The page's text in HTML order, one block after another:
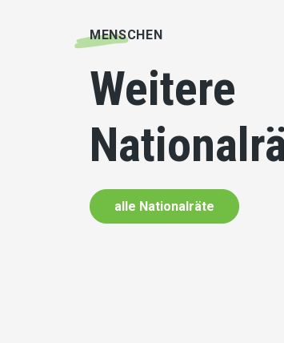
MENSCHEN
Weitere
alle Nationalräte